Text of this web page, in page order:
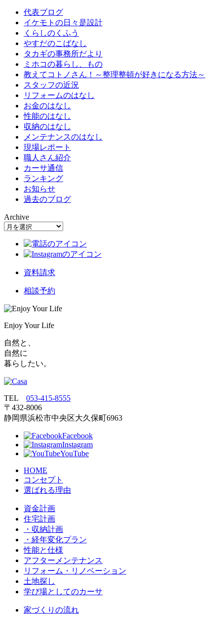
代表ブログ
イケモトの日々是設計
くらしのくふう
やすだのこばなし
タカギの事務所だより
ミホコの暮らし、もの
教えてコトノさん！～整理整頓が好きになる方法～
スタッフの近況
リフォームのはなし
お金のはなし
性能のはなし
収納のはなし
メンテナンスのはなし
現場レポート
職人さん紹介
カーサ通信
ランキング
お知らせ
過去のブログ
Archive
資料請求
相談予約
Enjoy Your Life
自然と、
自然に
暮らしたい。
TEL 053‐415‐8555
〒432‐8006
静岡県浜松市中央区大久保町6963
Facebook
Instagram
YouTube
HOME
コンセプト
選ばれる理由
資金計画
住宅計画
・収納計画
・経年変化プラン
性能と仕様
アフターメンテナンス
リフォーム・リノベーション
土地探し
学び場としてのカーサ
家づくりの流れ